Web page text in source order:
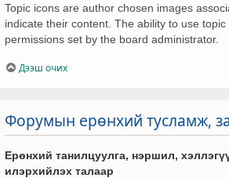
Topic icons are author chosen images
indicate their content. The ability to use
permissions set by the board administrator.
Дээш очих
Форумын ерөнхий тусламж,
Ерөнхий танилцуулга, нэршил,
илэрхийлэх талаар